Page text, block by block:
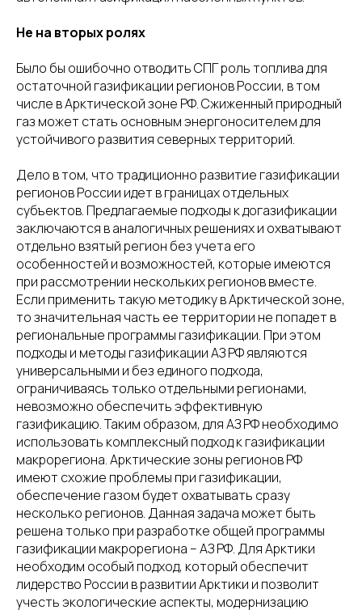
Не на вторых ролях
Было бы ошибочно отводить СПГ роль топлива для
остаточной газификации регионов России, в том
числе в Арктической зоне РФ. Сжиженный природный
газ может стать основным энергоносителем для
устойчивого развития северных территорий.
Дело в том, что традиционно развитие газификации
регионов России идет в границах отдельных
субъектов. Предлагаемые подходы к догазификации
заключаются в аналогичных решениях и охватывают
отдельно взятый регион без учета его
особенностей и возможностей, которые имеются
при рассмотрении нескольких регионов вместе.
Если применить такую методику в Арктической зоне,
то значительная часть ее территории не попадет в
региональные программы газификации. При этом
подходы и методы газификации АЗ РФ являются
универсальными и без единого подхода,
ограничиваясь только отдельными регионами,
невозможно обеспечить эффективную
газификацию. Таким образом, для АЗ РФ необходимо
использовать комплексный подход к газификации
макрорегиона. Арктические зоны регионов РФ
имеют схожие проблемы при газификации,
обеспечение газом будет охватывать сразу
несколько регионов. Данная задача может быть
решена только при разработке общей программы
газификации макрорегиона – АЗ РФ. Для Арктики
необходим особый подход, который обеспечит
лидерство России в развитии Арктики и позволит
учесть экологические аспекты, модернизацию